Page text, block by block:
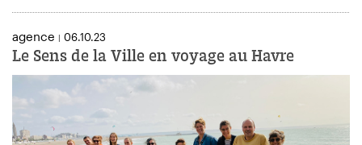
agence 06.10.23
Le Sens de la Ville en voyage au Havre